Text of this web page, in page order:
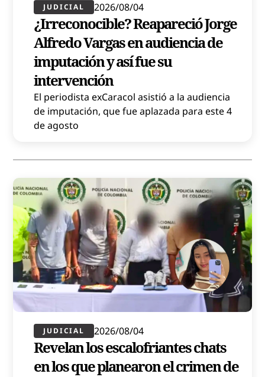
JUDICIAL 2026/08/04
¿Irreconocible? Reapareció Jorge
Alfredo Vargas en audiencia de
imputación y así fue su
intervención
El periodista exCaracol asistió a la audiencia
de imputación, que fue aplazada para este 4
de agosto
JUDICIAL 2026/08/04
Revelan los escalofriantes chats
en los que planearon el crimen de